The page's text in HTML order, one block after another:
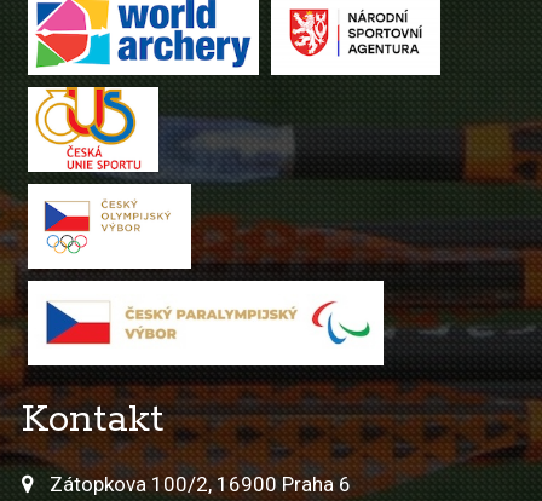
Kontakt
Zátopkova 100/2, 16900 Praha 6